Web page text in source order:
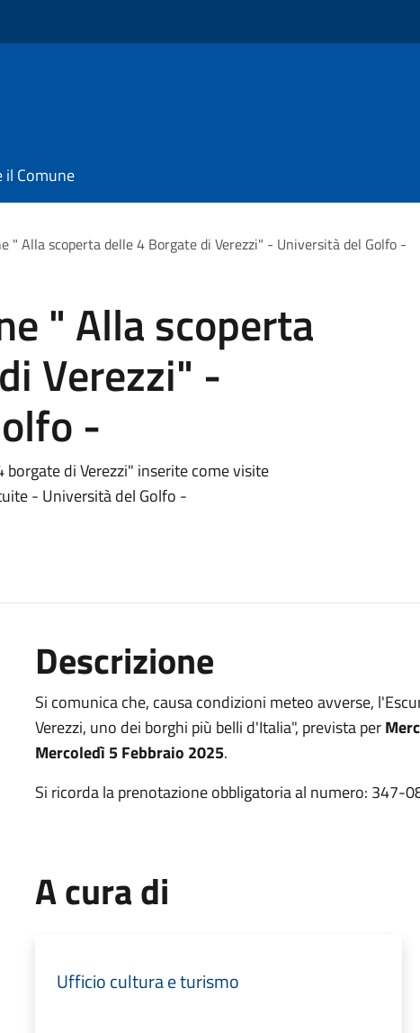
il Comune
" Alla scoperta delle 4 Borgate di Verezzi" - Università del Golfo -
" Alla scoperta
Verezzi" -
-
di Verezzi" inserite come visite
- Università del Golfo -
Descrizione
Si comunica che, causa condizioni meteo avverse,
Verezzi, uno dei borghi più belli d'Italia", prevista per
Mercoledì 5 Febbraio 2025.
Si ricorda la prenotazione obbligatoria al numero: 347-
A cura di
Ufficio cultura e turismo